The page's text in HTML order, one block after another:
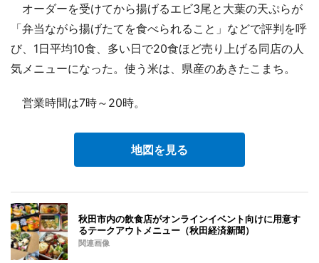
オーダーを受けてから揚げるエビ3尾と大葉の天ぷらが
「弁当ながら揚げたてを食べられること」などで評判を呼
び、1日平均10食、多い日で20食ほど売り上げる同店の人
気メニューになった。使う米は、県産のあきたこまち。
営業時間は7時～20時。
地図を見る
秋田市内の飲食店がオンラインイベント向けに用意す
るテークアウトメニュー（秋田経済新聞）
関連画像